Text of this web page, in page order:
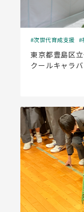
次世代育成支援
東京都豊島区
クールキャラ